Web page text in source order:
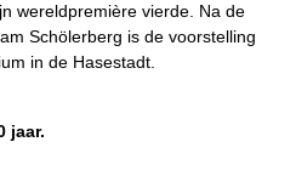
wereldpremière vierde. Na de
Schölerberg is de voorstelling
in de Hasestadt.
jaar.